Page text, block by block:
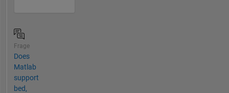
Frage
Does
Matlab
support
bed,